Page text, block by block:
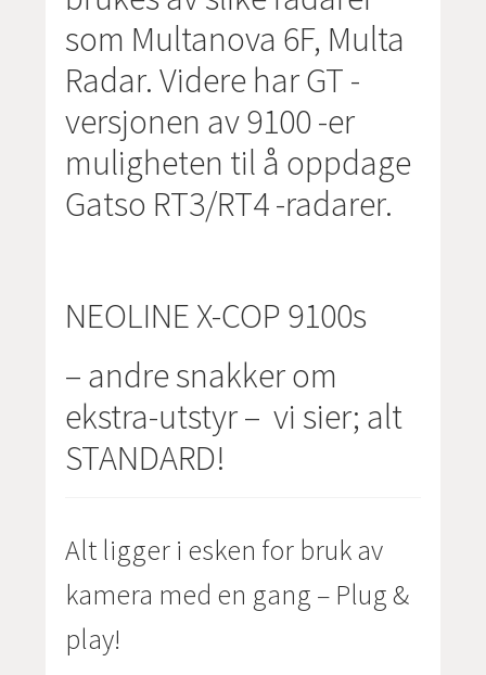
som Multanova 6F, Multa
Radar. Videre har GT -
versjonen av 9100 -er
muligheten til å oppdage
Gatso RT3/RT4 -radarer.
NEOLINE X-COP 9100s
– andre snakker om
ekstra-utstyr – vi sier; alt
STANDARD!
Alt ligger i esken for bruk av
kamera med en gang – Plug &
play!